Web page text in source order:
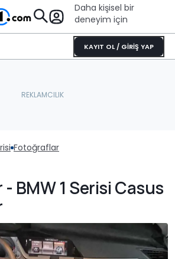
Daha kişisel bir
deneyim için
KAYIT OL / GİRİŞ YAP
Fotoğraflar
BMW 1 Serisi Casus